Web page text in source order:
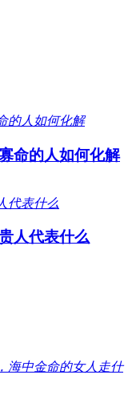
命的人如何化解
人代表什么